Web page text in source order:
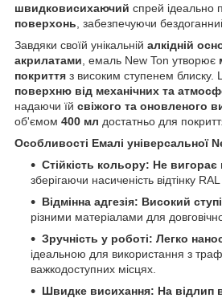
швидковисихаючий спрей ідеально
поверхонь , забезпечуючи
Завдяки своїй унікальній алкідній
акрилатами , емаль New Ton утворює
покриття з високим ступенем блиску.
поверхню від механічних та
надаючи їй свіжого та оновленого
об'ємом 400 мл достатньо для
Особливості Емалі універсальної
Стійкість кольору: Не вигорає
зберігаючи насиченість відтінку
Відмінна адгезія: Високий
різними матеріалами для
Зручність у роботі: Легко
ідеальною для використання з
важкодоступних місцях.
Швидке висихання: На відлип